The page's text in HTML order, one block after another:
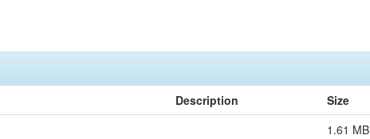
Description Size
1.61 MB